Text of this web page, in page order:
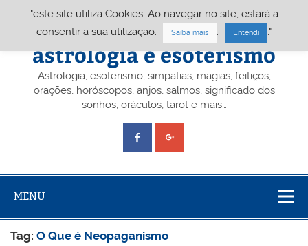
Portal A&E – Portal
astrologia e esoterismo
Astrologia, esoterismo, simpatias, magias, feitiços,
orações, horóscopos, anjos, salmos, significado dos
sonhos, oráculos, tarot e mais…
MENU
Tag:O Que é Neopaganismo
"este site utiliza Cookies. Ao navegar no site, estará a
consentir a sua utilização.
Saiba mais Entendi ."